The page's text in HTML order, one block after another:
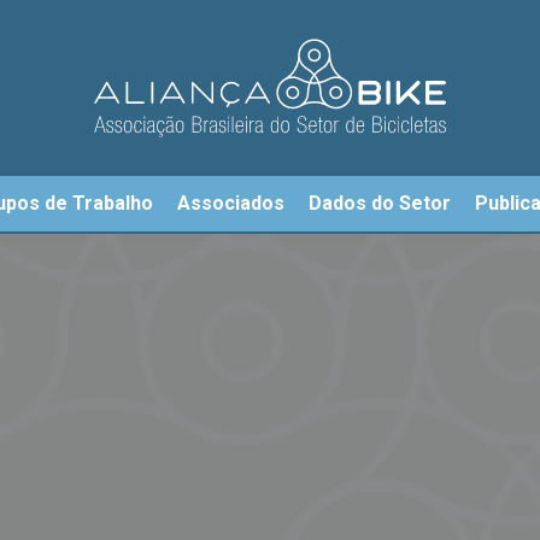
de Trabalho Associados Dados do Setor